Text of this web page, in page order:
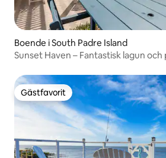
Boende i South Padre Island
Sunset Haven – Fantastisk lagun
Gästfavorit
Gästfavorit